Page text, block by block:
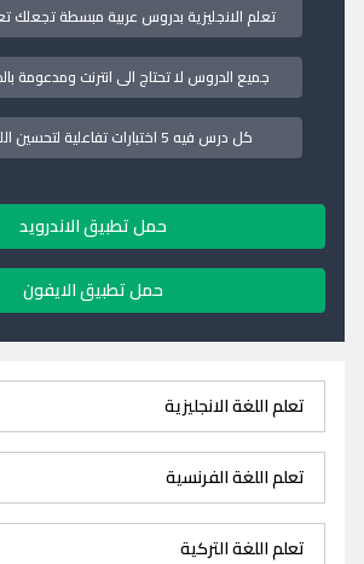
تعلم الانجليزية بدروس عربية مبسطة تجعلك
جميع الدروس لا تحتاج الى انترنت ومدعومة
كل درس فيه 5 اختبارات تفاعلية لتحسين اللفظ والنطق
حمل تطبيق الاندرويد
حمل تطبيق الايفون
تعلم اللغة الانجليزية
تعلم اللغة الفرنسية
تعلم اللغة التركية